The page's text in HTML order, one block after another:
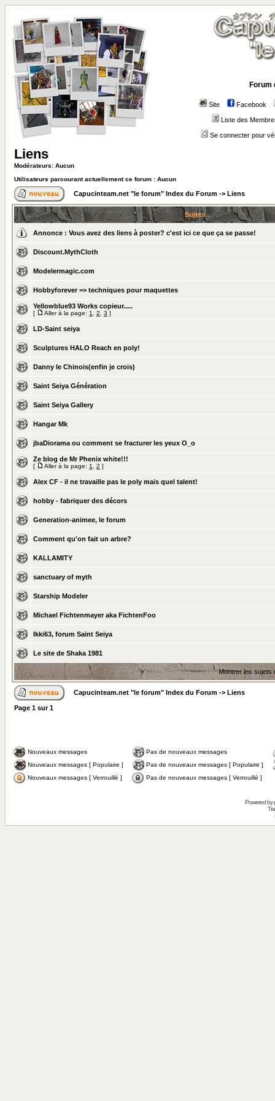
Forum
Site Facebook
Liste des
Se connecter pour
Liens
Modérateurs: Aucun
Utilisateurs parcourant actuellement ce forum : Aucun
Capucinteam.net "le forum" Index du Forum -> Liens
Sujets
Annonce : Vous avez des liens à poster? c'est ici ce que ça se passe!
Discount.MythCloth
Modelermagic.com
Hobbyforever => techniques pour maquettes
Yellowblue93 Works copieur.....
[ Aller à la page: 1 2 3 ]
LD-Saint seiya
Sculptures HALO Reach en poly!
Danny le Chinois(enfin je crois)
Saint Seiya Génération
Saint Seiya Gallery
Hangar Mk
jbaDiorama ou comment se fracturer les yeux O_o
Ze blog de Mr Phenix white!!!
[ Aller à la page: 1 2 ]
Alex CF - il ne travaille pas le poly mais quel talent!
hobby - fabriquer des décors
Generation-animee, le forum
Comment qu'on fait un arbre?
KALLAMITY
sanctuary of myth
Starship Modeler
Michael Fichtenmayer aka FichtenFoo
Ikki63, forum Saint Seiya
Le site de Shaka 1981
Montrer les sujets
Capucinteam.net "le forum" Index du Forum -> Liens
Page 1 sur1
Nouveaux messages
Pas de nouveaux messages
Nouveaux messages [ Populaire ]
Pas de nouveaux messages [ Populaire ]
Nouveaux messages [ Verrouillé ]
Pas de nouveaux messages [ Verrouillé ]
Powered by